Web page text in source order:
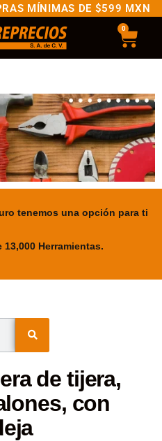
MÍNIMAS DE $599 MXN
0
tenemos una opción para ti
Herramientas.
de tijera,
con